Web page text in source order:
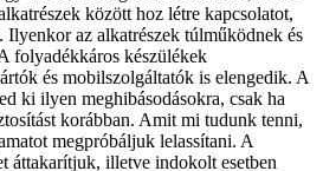
között hoz létre kapcsolatot,
Ilyenkor az alkatrészek túlműködnek és
folyadékkáros készülékek
és mobilszolgáltatók is elengedik. A
ki ilyen meghibásodásokra, csak ha
korábban. Amit mi tudunk tenni,
megpróbáljuk lelassítani. A
áttakarítjuk, illetve indokolt esetben